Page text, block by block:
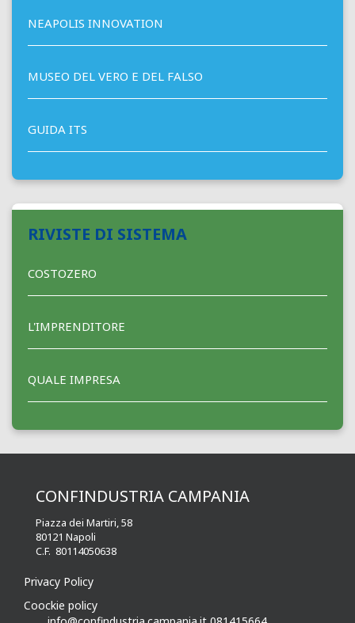
NEAPOLIS INNOVATION
MUSEO DEL VERO E DEL FALSO
GUIDA ITS
RIVISTE DI SISTEMA
COSTOZERO
L'IMPRENDITORE
QUALE IMPRESA
CONFINDUSTRIA CAMPANIA
Piazza dei Martiri, 58
80121 Napoli
C.F. 80114050638
Privacy Policy
Coockie policy